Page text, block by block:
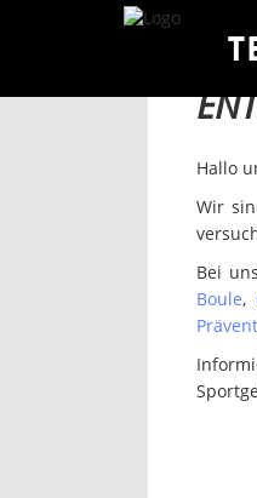
Hallo
Wir
Bei
Boule,